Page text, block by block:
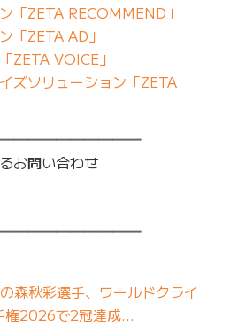
「ZETA RECOMMEND」
「ZETA AD」
ZETA VOICE」
ズソリューション「ZETA
お問い合わせ
森秋彩選手、ワールドクライ
権2026で2冠達成…